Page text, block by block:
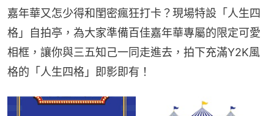
嘉年華又怎少得和閨密瘋狂打卡？現場特設「人生四
格」自拍亭，為大家準備百佳嘉年華專屬的限定可愛
相框，讓你與三五知己一同走進去，拍下充滿Y2K風
格的「人生四格」即影即有！